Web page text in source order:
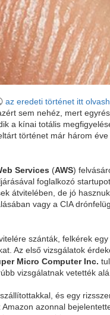
az eredeti történet itt
sem nehéz, mert
a kínai totális
történet már három
Services (AWS)
foglalkozó
átvitelében, de jó
vagy a CIA
szánták, felkérek
Az első vizsgálatok
Micro Computer Inc.
vizsgálatnak vetették alá.
és egy
azonnal